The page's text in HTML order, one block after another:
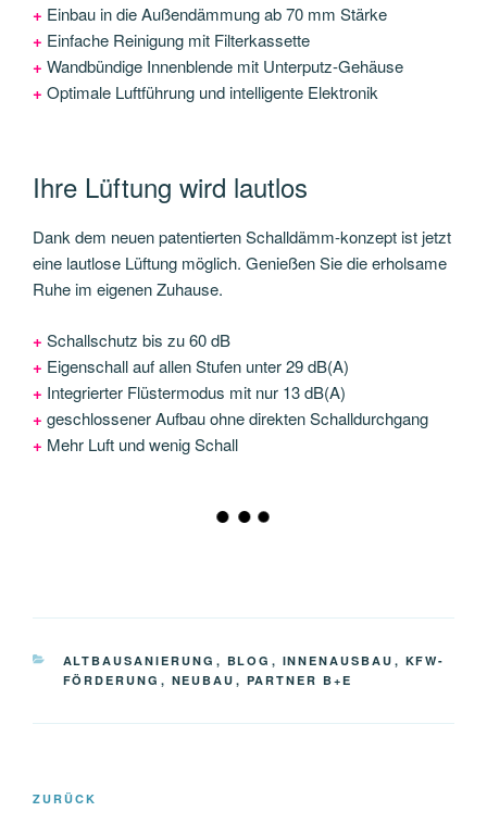
+ Einbau in die Außendämmung ab 70 mm Stärke
+ Einfache Reinigung mit Filterkassette
+ Wandbündige Innenblende mit Unterputz-Gehäuse
+ Optimale Luftführung und intelligente Elektronik
Ihre Lüftung wird lautlos
Dank dem neuen patentierten Schalldämm-konzept ist jetzt
eine lautlose Lüftung möglich. Genießen Sie die erholsame
Ruhe im eigenen Zuhause.
+ Schallschutz bis zu 60 dB
+ Eigenschall auf allen Stufen unter 29 dB(A)
+ Integrierter Flüstermodus mit nur 13 dB(A)
+ geschlossener Aufbau ohne direkten Schalldurchgang
+ Mehr Luft und wenig Schall
KATEGORIEN
ALTBAUSANIERUNG , BLOG , INNENAUSBAU , KFW-
FÖRDERUNG , NEUBAU , PARTNER B+E
Beitragsnavigation
Vorheriger
ZURÜCK